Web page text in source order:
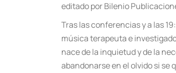
editado por Bilenio
Tras las conferencias y a las
música terapeuta e
nace de la inquietud y de la
abandonarse en el olvido si se